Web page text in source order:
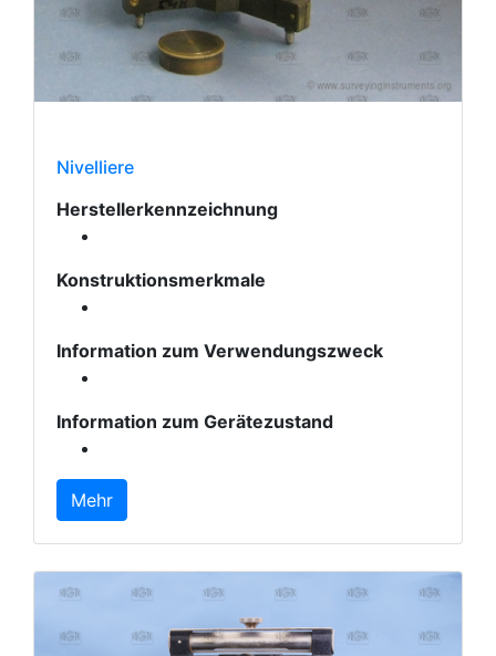
Nivelliere
Herstellerkennzeichnung
Konstruktionsmerkmale
Information zum Verwendungszweck
Information zum Gerätezustand
Mehr